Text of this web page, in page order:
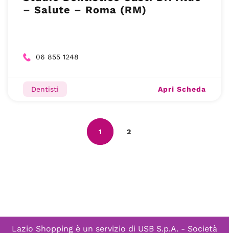
– Salute – Roma (RM)
06 855 1248
Dentisti Apri Scheda
1 2
Lazio Shopping è un servizio di USB S.p.A. - Società